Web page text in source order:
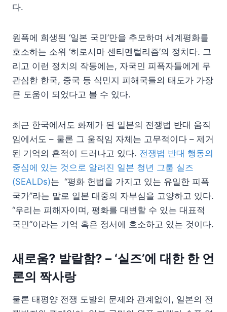
다.
원폭에 희생된 ‘일본 국민’만을 추모하며 세계평화를
호소하는 소위 ‘히로시마 센티멘털리즘’의 정치다. 그
리고 이런 정치의 작동에는, 자국민 피폭자들에게 무
관심한 한국, 중국 등 식민지 피해국들의 태도가 가장
큰 도움이 되었다고 볼 수 있다.
최근 한국에서도 화제가 된 일본의 전쟁법 반대 움직
임에서도 – 물론 그 움직임 자체는 고무적이다 – 제거
된 기억의 흔적이 드러나고 있다. 전쟁법 반대 행동의
중심에 있는 것으로 알려진 일본 청년 그룹 실즈
(SEALDs)는 “평화 헌법을 가지고 있는 유일한 피폭
국가”라는 말로 일본 대중의 자부심을 고양하고 있다.
“우리는 피해자이며, 평화를 대변할 수 있는 대표적
국민”이라는 기억 혹은 정서에 호소하고 있는 것이다.
새로움? 발랄함? – ‘실즈’에 대한 한 언
론의 짝사랑
물론 태평양 전쟁 도발의 문제와 관계없이, 일본의 전